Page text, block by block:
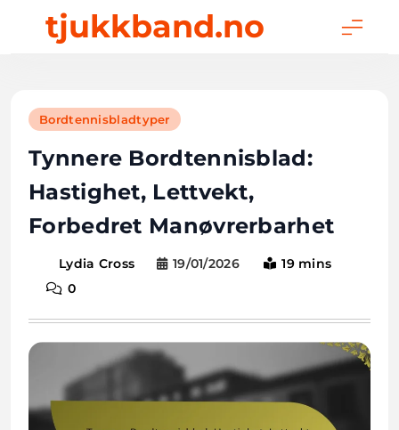
tjukkband.no
Bordtennisbladtyper
Tynnere Bordtennisblad:
Hastighet, Lettvekt,
Forbedret Manøvrerbarhet
Lydia Cross 19/01/2026
19 mins
0